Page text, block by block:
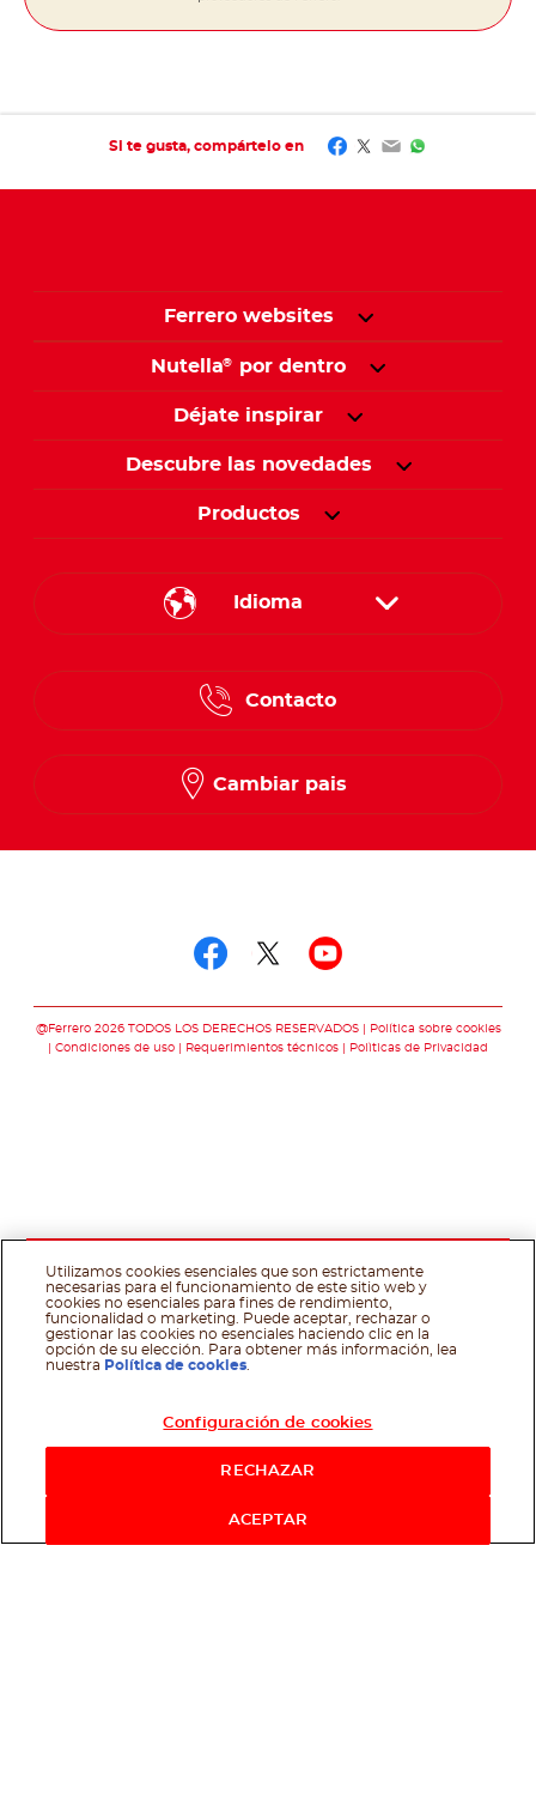
Si te gusta, compártelo en Facebook
Twitter
EmailWhatsApp
Ferrero websites
Nutella® por dentro
Déjate inspirar
Descubre las novedades
Productos
Idioma
French
Contacto
Cambiar pais
@Ferrero 2026 TODOS LOS DERECHOS RESERVADOS
Política sobre cookies
Condiciones de uso
Requerimientos técnicos Polìticas de Privacidad
Utilizamos cookies esenciales que son estrictamente
necesarias para el funcionamiento de este sitio web y
cookies no esenciales para fines de rendimiento,
funcionalidad o marketing. Puede aceptar, rechazar o
gestionar las cookies no esenciales haciendo clic en la
opción de su elección. Para obtener más información, lea
nuestra Política de cookies
Configuración de cookies
RECHAZAR
ACEPTAR